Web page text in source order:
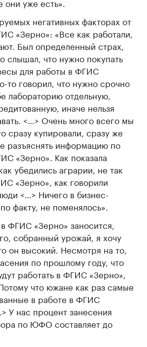
негативных факторах от
«Зерно»: «Все как работали,
Был определенный страх,
слышал, что нужно покупать
для работы в ФГИС
то говорил, что нужно срочно
лабораторию отдельную,
иначе нельзя
<…> Очень много всего мы
сразу купировали, сразу же
разъяснять информацию по
«Зерно». Как показала
убедились аграрии, не так
«Зерно», как говорили
<…> Ничего в бизнес-
факту, не поменялось».
ФГИС «Зерно» заносится,
собранный урожай, я хочу
он высокий. Несмотря на то,
по прошлому году, что
работать в ФГИС «Зерно»,
что южане как раз самые
в работе в ФГИС
У нас процент занесения
по ЮФО составляет до